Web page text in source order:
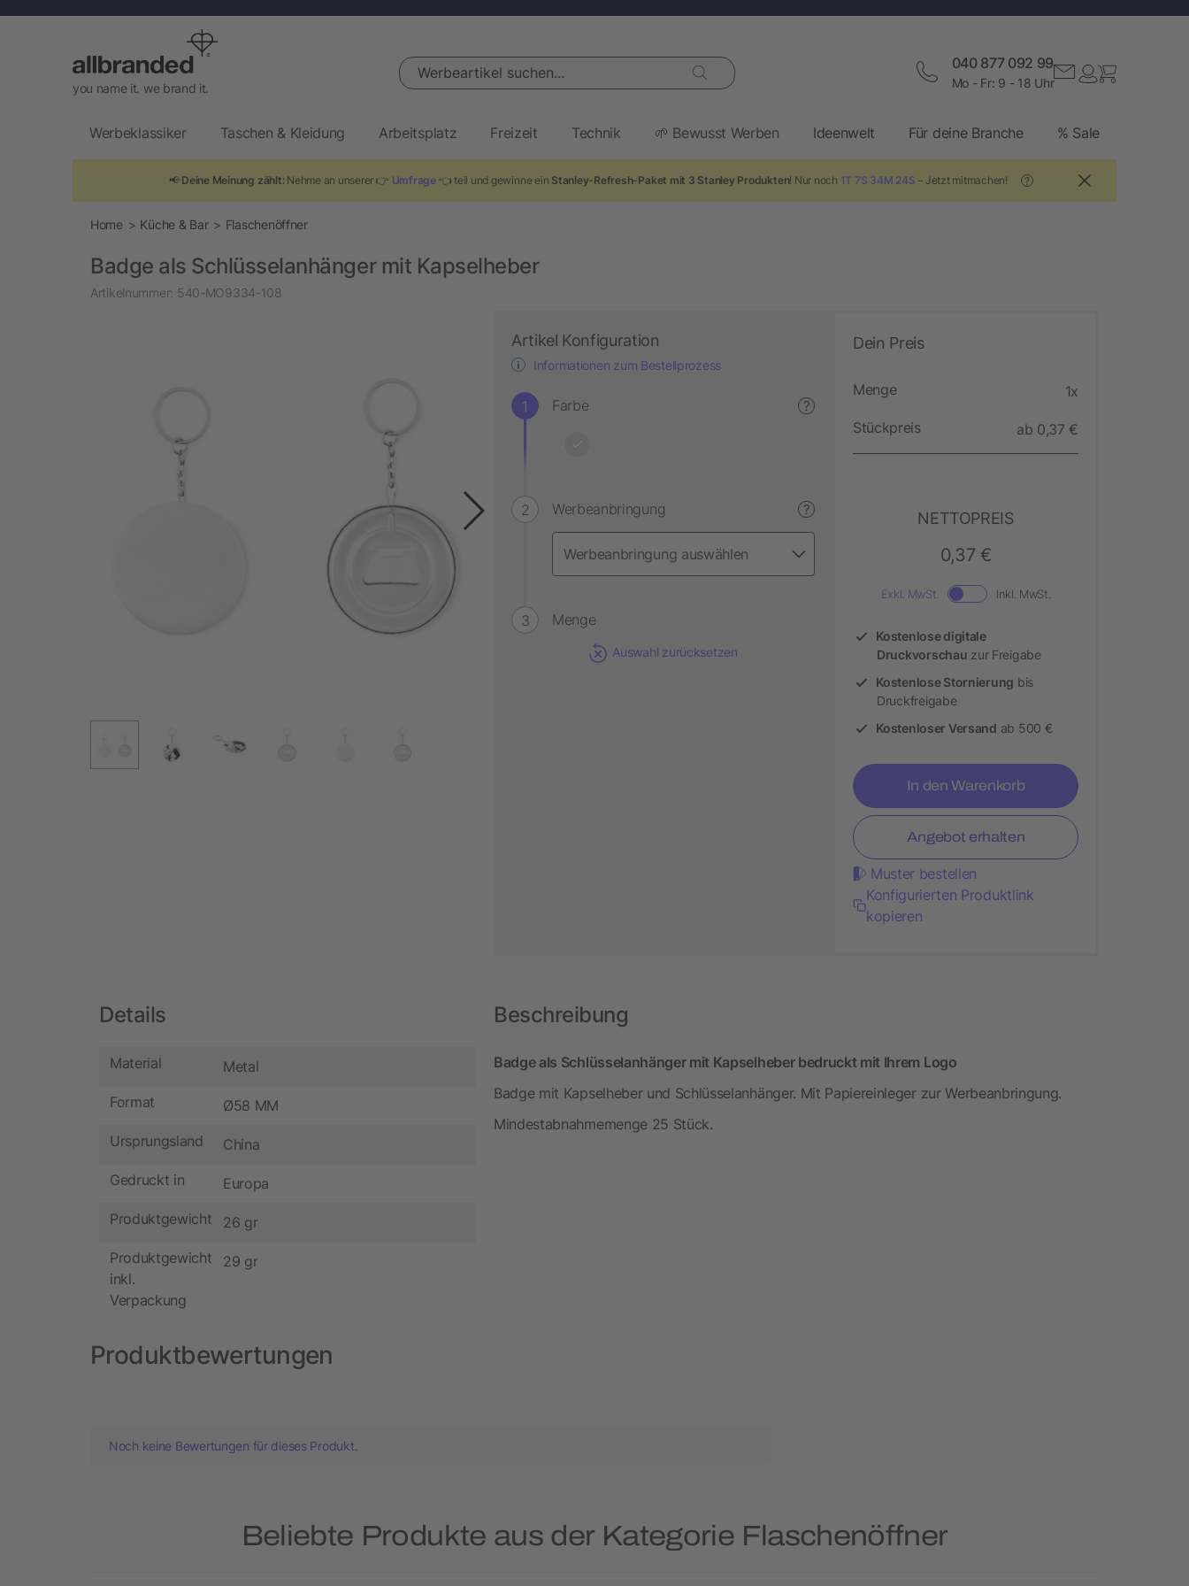
you name it. we brand it.
Werbeartikel suchen... 040 877 092 99
Mo - Fr: 9 - 18 Uhr
Werbeklassiker Taschen & Kleidung Arbeitsplatz Freizeit Technik 🌱 Bewusst Werben Ideenwelt Für deine Branche % Sale
📢 Deine Meinung zählt:Nehme an unserer 👉 Umfrage👈 teil und gewinne ein Stanley-Refresh-Paket mit 3 Stanley Produkten! Nur noch 1T 7S 34M 23S – Jetzt mitmachen! ?
Home Küche & Bar Flaschenöffner
Badge als Schlüsselanhänger mit Kapselheber
Artikelnummer: 540-MO9334-108
Artikel Konfiguration
Informationen zum Bestellprozess
Farbe ?
Werbeanbringung ?
Menge
Auswahl zurücksetzen
Dein Preis
Menge 1x
Stückpreis ab 0,37 €
NETTOPREIS
0,37 €
Exkl. MwSt. Inkl. MwSt.
Kostenlose digitale
Druckvorschau zur Freigabe
Kostenlose Stornierung bis
Druckfreigabe
Kostenloser Versand ab 500 €
In den Warenkorb
Angebot erhalten
Muster bestellen
Konfigurierten Produktlink
kopieren
Details
Material Metal
Format Ø58 MM
Ursprungsland China
Gedruckt in Europa
Produktgewicht 26 gr
Produktgewicht
inkl.
Verpackung
29 gr
Beschreibung
Badge als Schlüsselanhänger mit Kapselheber bedruckt mit Ihrem Logo
Badge mit Kapselheber und Schlüsselanhänger. Mit Papiereinleger zur Werbeanbringung.
Mindestabnahmemenge 25 Stück.
Produktbewertungen
Noch keine Bewertungen für dieses Produkt.
Beliebte Produkte aus der Kategorie Flaschenöffner